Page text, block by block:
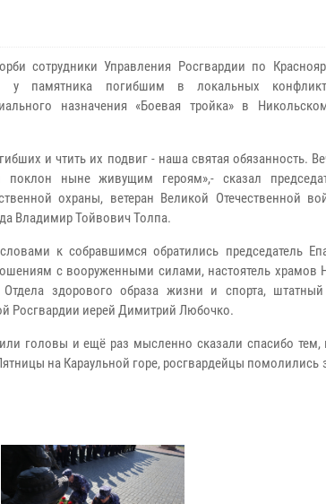
сотрудники Управления Росгвардии по
у памятника погибшим в локальных
назначения «Боевая тройка» в
и чтить их подвиг - наша святая обязанность.
поклон ныне живущим героям»,- сказал
охраны, ветеран Великой Отечественной
Владимир Тойвович Толпа.
к собравшимся обратились председатель
с вооруженными силами, настоятель храмов
здорового образа жизни и спорта,
Росгвардии иерей Димитрий Любочко.
головы и ещё раз мысленно сказали спасибо тем,
на Караульной горе, росгвардейцы помолились